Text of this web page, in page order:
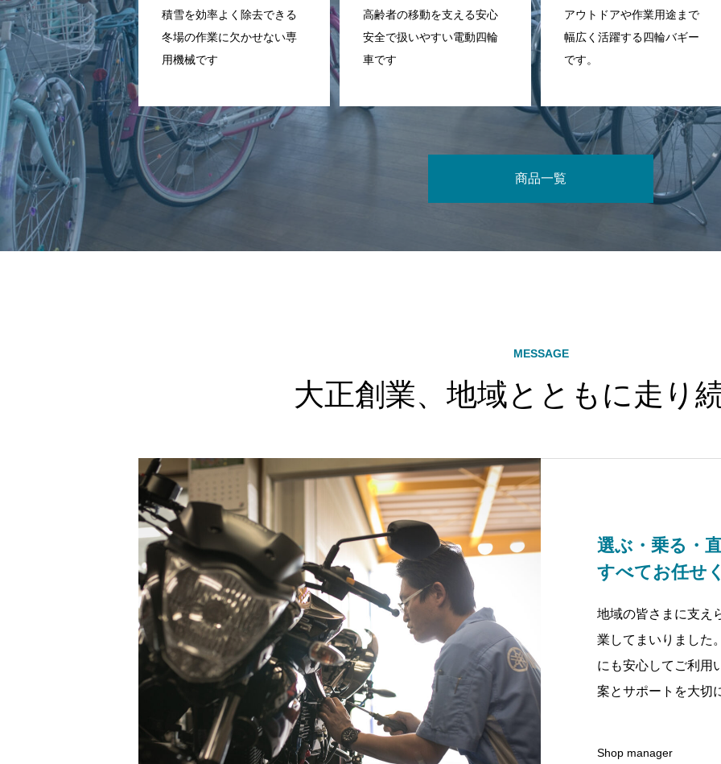
積雪を効率よく除去できる
冬場の作業に欠かせない専
用機械です
高齢者の移動を支える安心
安全で扱いやすい電動四輪
車です
アウトドアや作業用途まで
幅広く活躍する四輪バギー
です。
商品一覧
MESSAGE
大正創業、地域とともに走り
選ぶ・乗る・
すべてお任せ
地域の皆さまに支え
業してまいりました
にも安心してご利用
案とサポートを大切
Shop manager